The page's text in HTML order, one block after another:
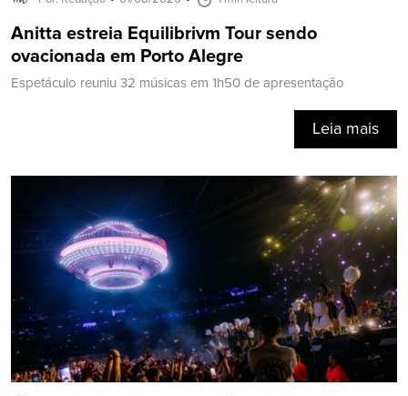
Anitta estreia Equilibrivm Tour sendo
ovacionada em Porto Alegre
Espetáculo reuniu 32 músicas em 1h50 de apresentação
Leia mais